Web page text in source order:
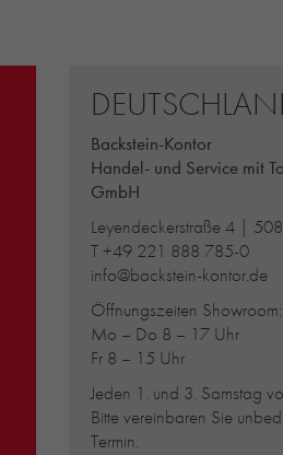
Backstein-Kontor
Handel- und Service mit
GmbH
Leyendeckerstraße 4 |
T+49 221 888 785-0
info@backstein-kontor.de
Öffnungszeiten Showroom:
Mo – Do 8 – 17 Uhr
Fr 8 – 15 Uhr
Jeden 1. und 3. Samstag
Bitte vereinbaren Sie
Termin.